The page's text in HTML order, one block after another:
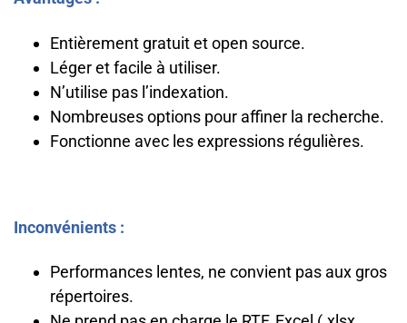
Entièrement gratuit et open source.
Léger et facile à utiliser.
N’utilise pas l’indexation.
Nombreuses options pour affiner la recherche.
Fonctionne avec les expressions régulières.
Inconvénients :
Performances lentes, ne convient pas aux gros
répertoires.